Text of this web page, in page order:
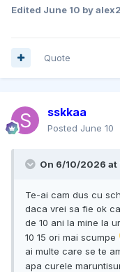
Edited June 10 by
Quote
sskkaa
Posted June 10
On 6/10/2026 at
Te-ai cam dus cu
daca vrei sa fie ok
de 10 ani la mine la
10 15 ori mai scumpe
ai multe care se te
apa curele